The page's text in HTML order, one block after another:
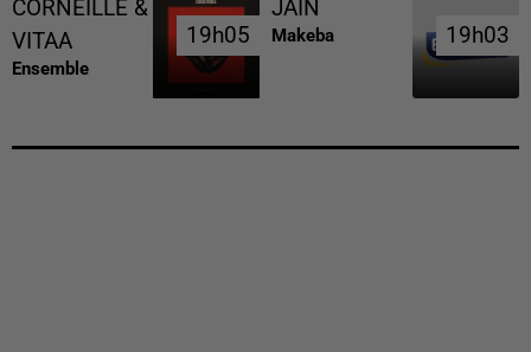
CORNEILLE &
VITAA
Ensemble
19h05
19h05
JAIN
Makeba 19h03
19h03